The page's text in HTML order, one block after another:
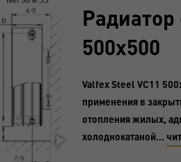
Радиатор
500х500
Valfex Steel VC11
применения в
отопления жилых,
холоднокатаной…